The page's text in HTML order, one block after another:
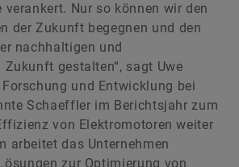
verankert. Nur so können wir den
der Zukunft begegnen und den
nachhaltigen und
gestalten“, sagt Uwe
und Entwicklung bei
Schaeffler im Berichtsjahr zum
von Elektromotoren weiter
arbeitet das Unternehmen
zur Optimierung von